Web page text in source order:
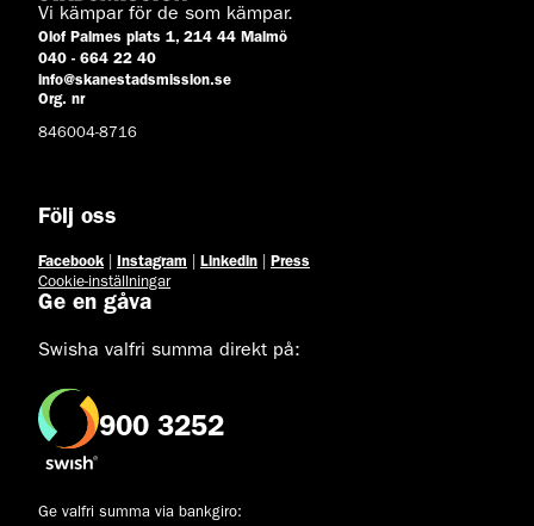
Vi kämpar för de som kämpar.
Olof Palmes plats 1, 214 44 Malmö
040 - 664 22 40
info@skanestadsmission.se
Org. nr
846004-8716
Följ oss
Facebook Instagram Linkedin
Press
Cookie-inställningar
Ge en gåva
Swisha valfri summa direkt på:
900 3252
Ge valfri summa via bankgiro: